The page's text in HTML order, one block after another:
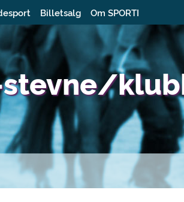
Billetsalg Om SPORTI
stevne/